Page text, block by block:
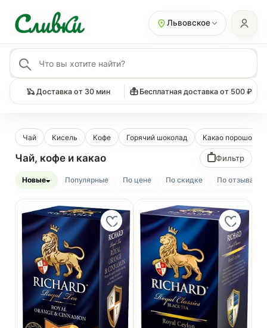
Львовское
Доставка от 30 мин Бесплатная доставка от 500 ₽
Чай Кисель Кофе Горячий шоколад Какао порошок
Чай, кофе и какао Фильтр
Новые Популярные По цене По скидке По отзывам